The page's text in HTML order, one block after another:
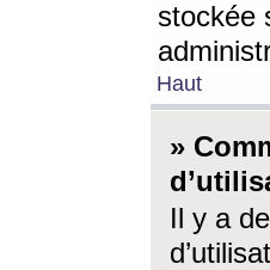
stockée
Haut
»
Il y a